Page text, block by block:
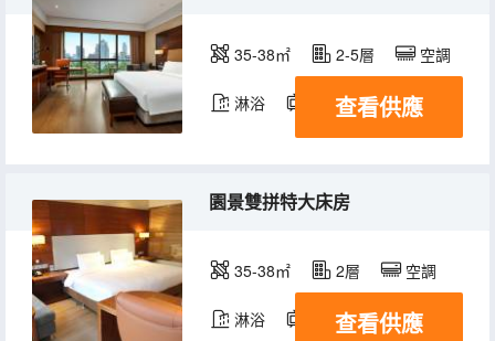
35-38㎡ 2-5層 空調
淋浴 電視機 冰箱
查看供應
園景雙拼特大床房
35-38㎡ 2層 空調
淋浴 電視機 冰箱
查看供應